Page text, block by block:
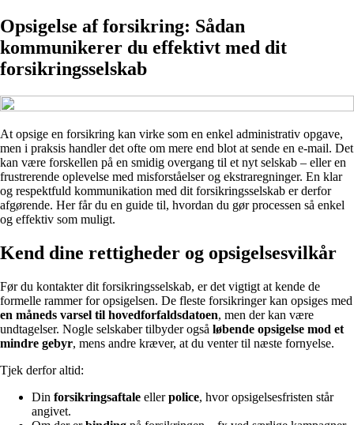
Opsigelse af forsikring: Sådan
kommunikerer du effektivt med dit
forsikringsselskab
At opsige en forsikring kan virke som en enkel administrativ opgave,
men i praksis handler det ofte om mere end blot at sende en e-mail. Det
kan være forskellen på en smidig overgang til et nyt selskab – eller en
frustrerende oplevelse med misforståelser og ekstraregninger. En klar
og respektfuld kommunikation med dit forsikringsselskab er derfor
afgørende. Her får du en guide til, hvordan du gør processen så enkel
og effektiv som muligt.
Kend dine rettigheder og opsigelsesvilkår
Før du kontakter dit forsikringsselskab, er det vigtigt at kende de
formelle rammer for opsigelsen. De fleste forsikringer kan opsiges med
en måneds varsel til hovedforfaldsdatoen, men der kan være
undtagelser. Nogle selskaber tilbyder også løbende opsigelse mod et
mindre gebyr, mens andre kræver, at du venter til næste fornyelse.
Tjek derfor altid:
Din forsikringsaftale ellerpolice, hvor opsigelsesfristen står
angivet.